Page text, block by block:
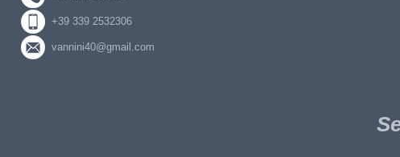
+39 339 2532306
vannini40@gmail.com